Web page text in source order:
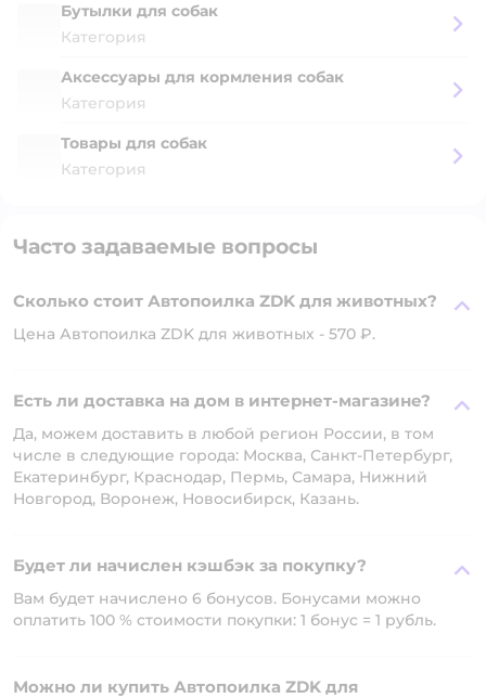
Бутылки для собак
Категория
Аксессуары для кормления собак
Категория
Товары для собак
Категория
Часто задаваемые вопросы
Сколько стоит Автопоилка ZDK для животных?
Цена Автопоилка ZDK для животных - 570 ₽.
Есть ли доставка на дом в интернет-магазине?
Да, можем доставить в любой регион России, в том
числе в следующие города: Москва, Санкт-Петербург,
Екатеринбург, Краснодар, Пермь, Самара, Нижний
Новгород, Воронеж, Новосибирск, Казань.
Будет ли начислен кэшбэк за покупку?
Вам будет начислено 6 бонусов. Бонусами можно
оплатить 100 % стоимости покупки: 1 бонус = 1 рубль.
Можно ли купить Автопоилка ZDK для